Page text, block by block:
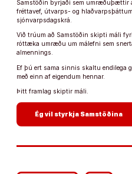
Samstöðin byrjaði sem umræðuþættir
fréttavef, útvarps- og
sjónvarpsdagskrá.
Við trúum að Samstöðin skipti máli
róttæka umræðu um málefni sem
almennings.
Ef þú ert sama sinnis skaltu endilega
með einn af eigendum hennar.
Þitt framlag skiptir máli.
Ég vil styrkja Samstöðina